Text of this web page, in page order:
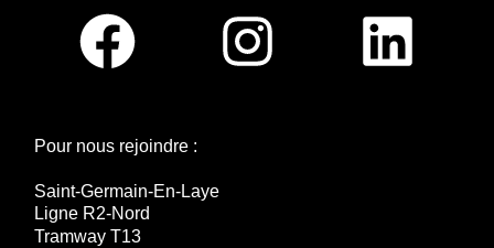
Pour nous rejoindre :
Saint-Germain-En-Laye
Ligne R2-Nord
Tramway T13